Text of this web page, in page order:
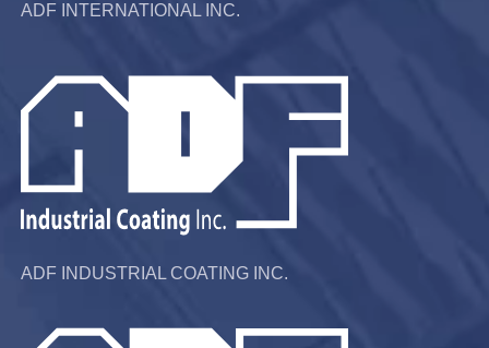
ADF INTERNATIONAL INC.
ADF INDUSTRIAL COATING INC.